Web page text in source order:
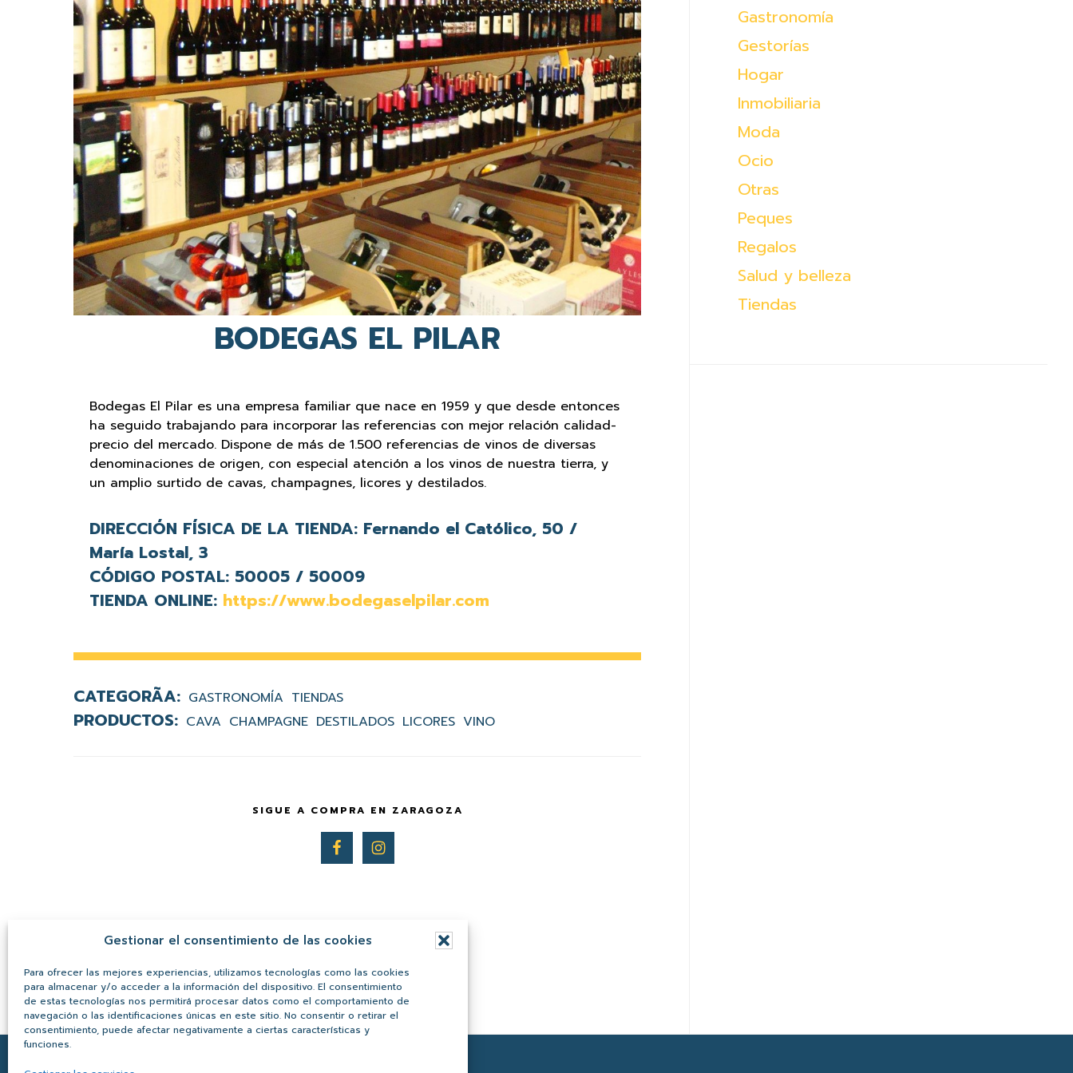
Gestionar el consentimiento de las cookies
Para ofrecer las mejores experiencias, utilizamos tecnologías como las cookies
para almacenar y/o acceder a la información del dispositivo. El consentimiento
de estas tecnologías nos permitirá procesar datos como el comportamiento de
navegación o las identificaciones únicas en este sitio. No consentir o retirar el
consentimiento, puede afectar negativamente a ciertas características y
funciones.
BODEGAS EL PILAR
Bodegas El Pilar es una empresa familiar que nace en 1959 y que desde entonces
ha seguido trabajando para incorporar las referencias con mejor relación calidad-
precio del mercado. Dispone de más de 1.500 referencias de vinos de diversas
denominaciones de origen, con especial atención a los vinos de nuestra tierra, y
un amplio surtido de cavas, champagnes, licores y destilados.
DIRECCIÓN FÍSICA DE LA TIENDA: Fernando el Católico, 50 /
María Lostal, 3
CÓDIGO POSTAL: 50005 / 50009
TIENDA ONLINE: https://www.bodegaselpilar.com
GASTRONOMÍA TIENDAS
CAVA CHAMPAGNE DESTILADOS LICORES VINO
SIGUE A COMPRA EN ZARAGOZA
Gastronomía
Gestorías
Hogar
Inmobiliaria
Moda
Ocio
Otras
Peques
Regalos
Salud y belleza
Tiendas